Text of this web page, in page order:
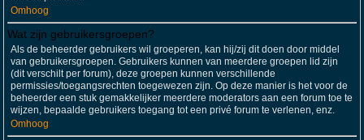
Omhoog
Wat zijn gebruikersgroepen?
Als de beheerder gebruikers wil groeperen, kan hij/zij dit doen door middel
van gebruikersgroepen. Gebruikers kunnen van meerdere groepen lid zijn
(dit verschilt per forum), deze groepen kunnen verschillende
permissies/toegangsrechten toegewezen zijn. Op deze manier is het voor de
beheerder een stuk gemakkelijker meerdere moderators aan een forum toe te
wijzen, bepaalde gebruikers toegang tot een privé forum te verlenen, enz.
Omhoog